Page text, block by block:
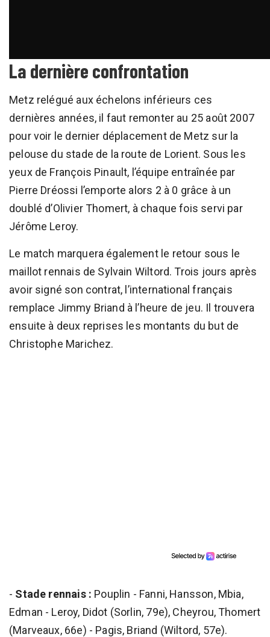
La dernière confrontation
Metz relégué aux échelons inférieurs ces
dernières années, il faut remonter au 25 août 2007
pour voir le dernier déplacement de Metz sur la
pelouse du stade de la route de Lorient. Sous les
yeux de François Pinault, l’équipe entraînée par
Pierre Dréossi l’emporte alors 2 à 0 grâce à un
doublé d’Olivier Thomert, à chaque fois servi par
Jérôme Leroy.
Le match marquera également le retour sous le
maillot rennais de Sylvain Wiltord. Trois jours après
avoir signé son contrat, l’international français
remplace Jimmy Briand à l’heure de jeu. Il trouvera
ensuite à deux reprises les montants du but de
Christophe Marichez.
- Stade rennais : Pouplin - Fanni, Hansson, Mbia,
Edman - Leroy, Didot (Sorlin, 79e), Cheyrou, Thomert
(Marveaux, 66e) - Pagis, Briand (Wiltord, 57e).